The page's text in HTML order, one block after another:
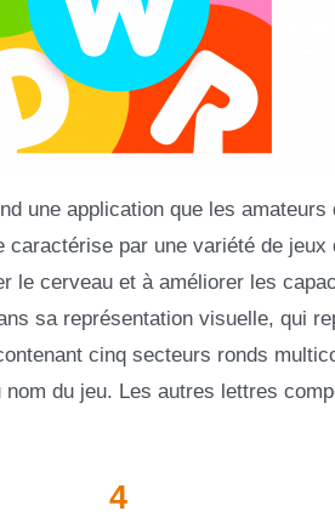
une application que les
par une variété de
le cerveau et à améliorer les
sa représentation visuelle, qui
cinq secteurs ronds
du jeu. Les autres lettres
4